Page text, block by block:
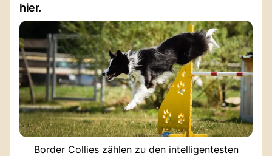
hier.
Border Collies zählen zu den intelligentesten